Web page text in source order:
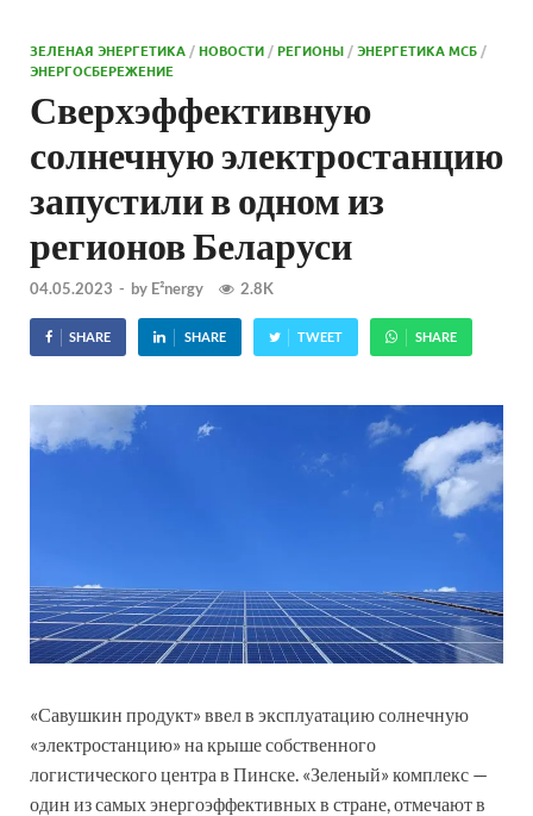
ЗЕЛЕНАЯ ЭНЕРГЕТИКА /НОВОСТИ /РЕГИОНЫ /ЭНЕРГЕТИКА МСБ /
ЭНЕРГОСБЕРЕЖЕНИЕ
Сверхэффективную
солнечную электростанцию
запустили в одном из
регионов Беларуси
04.05.2023 - by E²nergy 2.8K
SHARE SHARE TWEET SHARE
«Савушкин продукт» ввел в эксплуатацию солнечную
«электростанцию» на крыше собственного
логистического центра в Пинске. «Зеленый» комплекс —
один из самых энергоэффективных в стране, отмечают в